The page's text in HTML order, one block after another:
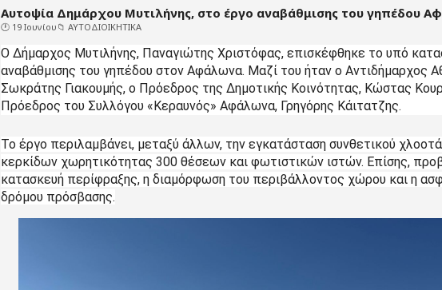
Αυτοψία Δημάρχου Μυτιλήνης, στο έργο αναβάθμισης του γηπέδου
🕐 19 Ιουνίου 📁 ΑΥΤΟΔΙΟΙΚΗΤΙΚΑ
Ο Δήμαρχος Μυτιλήνης, Παναγιώτης Χριστόφας, επισκέφθηκε το υπό
αναβάθμισης του γηπέδου στον Αφάλωνα. Μαζί του ήταν ο Αντιδήμαρχος
Σωκράτης Γιακουμής, ο Πρόεδρος της Δημοτικής Κοινότητας, Κώστας
Πρόεδρος του Συλλόγου «Κεραυνός» Αφάλωνα, Γρηγόρης Κάιτατζης.
Το έργο περιλαμβάνει, μεταξύ άλλων, την εγκατάσταση συνθετικού
κερκίδων χωρητικότητας 300 θέσεων και φωτιστικών ιστών. Επίσης,
κατασκευή περίφραξης, η διαμόρφωση του περιβάλλοντος χώρου και η
δρόμου πρόσβασης.